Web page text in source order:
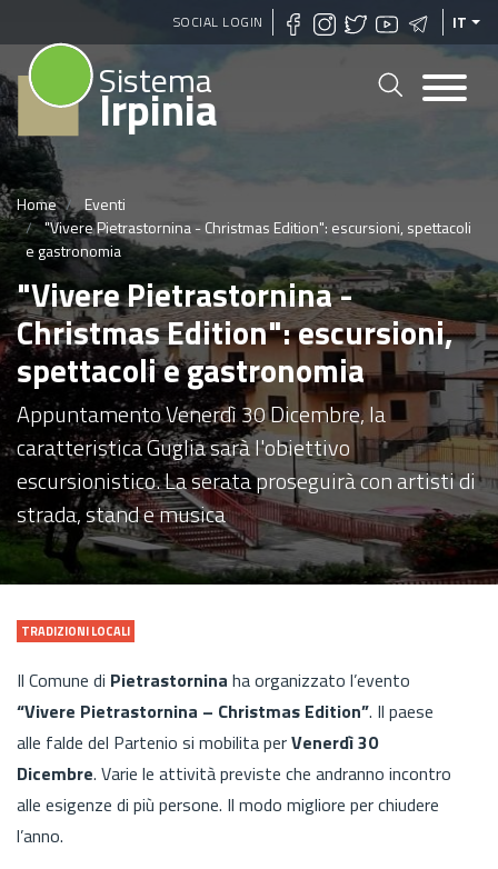
Salta
al
SOCIAL LOGIN IT
Sistema
Irpinia
Home
Eventi
"Vivere Pietrastornina - Christmas Edition": escursioni, spettacoli
e gastronomia
"Vivere Pietrastornina -
Christmas Edition": escursioni,
spettacoli e gastronomia
Appuntamento Venerdì 30 Dicembre, la
caratteristica Guglia sarà l'obiettivo
escursionistico. La serata proseguirà con artisti di
strada, stand e musica
TRADIZIONI LOCALI
Il Comune di Pietrastornina ha organizzato l’evento
“Vivere Pietrastornina – Christmas Edition”. Il paese
alle falde del Partenio si mobilita perVenerdì 30
Dicembre. Varie le attività previste che andranno incontro
alle esigenze di più persone. Il modo migliore per chiudere
l’anno.